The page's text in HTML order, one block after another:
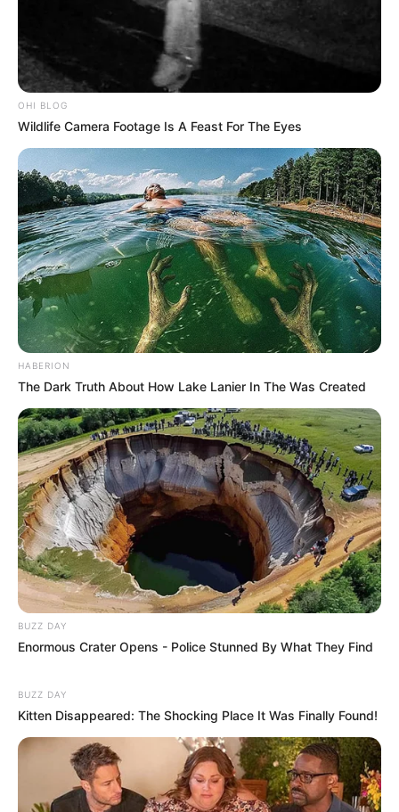
OHI BLOG
Wildlife Camera Footage Is A Feast For The Eyes
HABERION
The Dark Truth About How Lake Lanier In The Was Created
BUZZ DAY
Enormous Crater Opens - Police Stunned By What They Find
BUZZ DAY
Kitten Disappeared: The Shocking Place It Was Finally Found!